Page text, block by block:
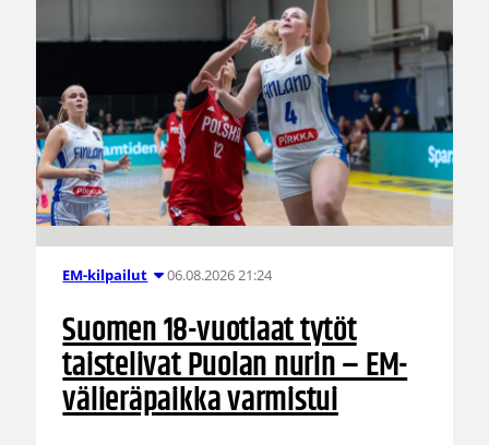
EM-kilpailut 06.08.2026 21:24
Suomen 18-vuotiaat tytöt
taistelivat Puolan nurin – EM-
välieräpaikka varmistui